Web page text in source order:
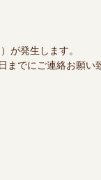
が発生します。
でにご連絡お願い